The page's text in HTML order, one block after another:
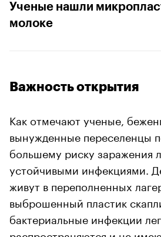
Ученые нашли
молоке
Важность открытия
Как отмечают ученые,
вынужденные переселенцы
большему риску заражения
устойчивыми инфекциями.
живут в переполненных
выброшенный пластик
бактериальные инфекции